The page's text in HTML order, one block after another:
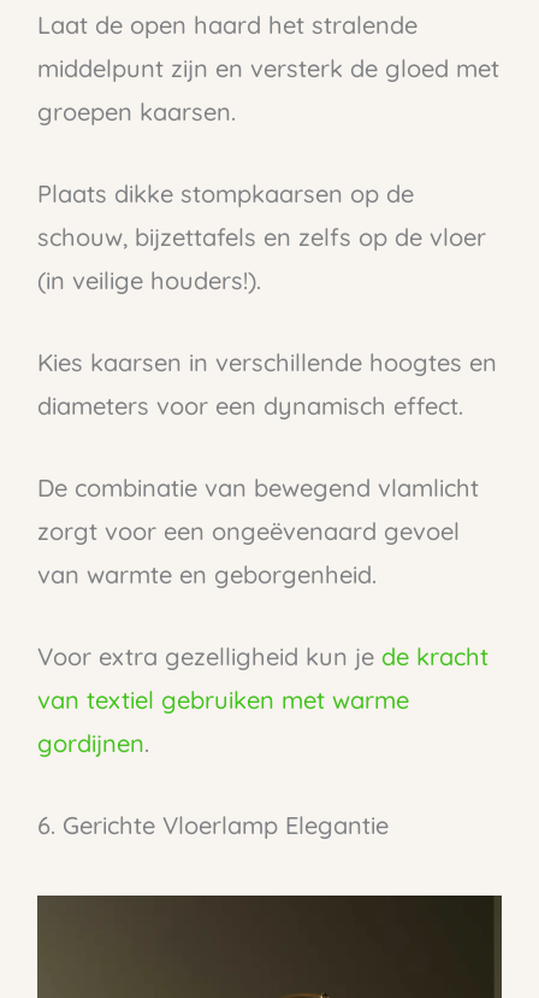
Laat de open haard het stralende
middelpunt zijn en versterk de gloed met
groepen kaarsen.
Plaats dikke stompkaarsen op de
schouw, bijzettafels en zelfs op de vloer
(in veilige houders!).
Kies kaarsen in verschillende hoogtes en
diameters voor een dynamisch effect.
De combinatie van bewegend vlamlicht
zorgt voor een ongeëvenaard gevoel
van warmte en geborgenheid.
Voor extra gezelligheid kun je de kracht
van textiel gebruiken met warme
gordijnen.
6. Gerichte Vloerlamp Elegantie